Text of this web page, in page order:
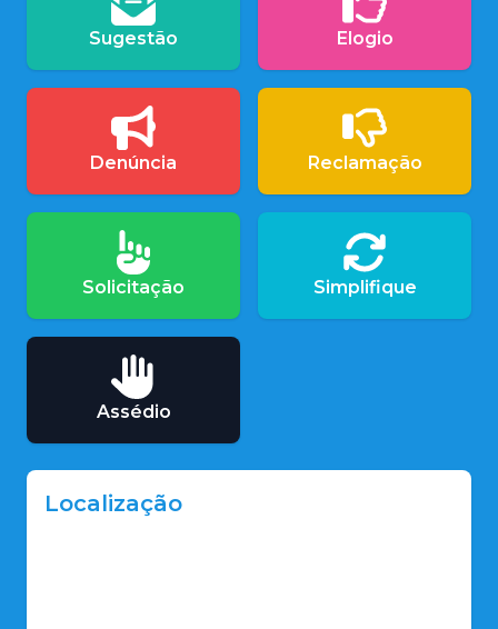
Sugestão Elogio
Denúncia Reclamação
Solicitação Simplifique
Assédio
Localização